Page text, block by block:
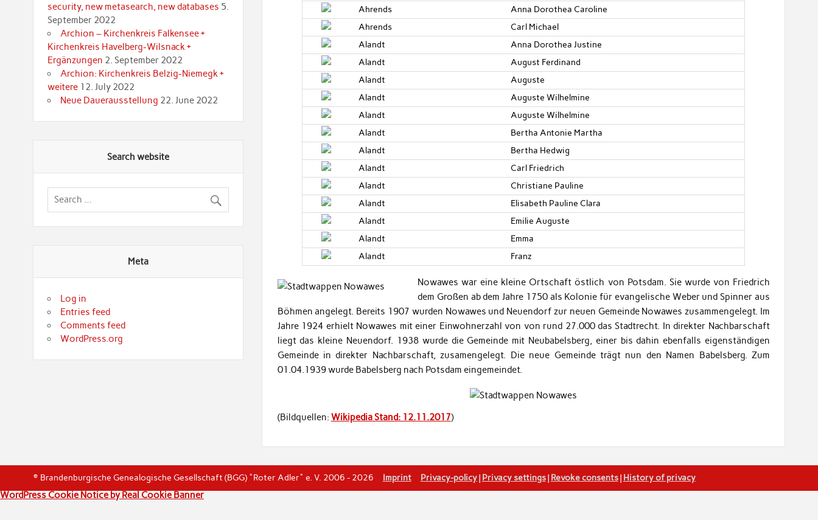
Ahrends
Anna Dorothea Caroline
Ahrends
Carl Michael
Alandt
Anna Dorothea Justine
Alandt
August Ferdinand
Alandt
Auguste
Alandt
Auguste Wilhelmine
Alandt
Auguste Wilhelmine
Alandt
Bertha Antonie Martha
Alandt
Bertha Hedwig
Alandt
Carl Friedrich
Alandt
Christiane Pauline
Alandt
Elisabeth Pauline Clara
Alandt
Emilie Auguste
Alandt
Emma
Alandt
Franz
Nowawes war eine kleine Ortschaft östlich von Potsdam. Sie wurde von Friedrich
dem Großen ab dem Jahre 1750 als Kolonie für evangelische Weber und Spinner aus
Böhmen angelegt. Bereits 1907 wurden Nowawes und Neuendorf zur neuen Gemeinde Nowawes zusammengelegt. Im
Jahre 1924 erhielt Nowawes mit einer Einwohnerzahl von von rund 27.000 das Stadtrecht. In direkter Nachbarschaft
liegt das kleine Neuendorf. 1938 wurde die Gemeinde mit Neubabelsberg, einer bis dahin ebenfalls eigenständigen
Gemeinde in direkter Nachbarschaft, zusamengelegt. Die neue Gemeinde trägt nun den Namen Babelsberg. Zum
01.04.1939 wurde Babelsberg nach Potsdam eingemeindet.
(Bildquellen: Wikipedia Stand: 12.11.2017)
security, new metasearch, new databases 5.
September 2022
Archion – Kirchenkreis Falkensee +
Kirchenkreis Havelberg-Wilsnack +
Ergänzungen 2. September 2022
Archion: Kirchenkreis Belzig-Niemegk +
weitere 12. July 2022
Neue Dauerausstellung 22. June 2022
Search website
Meta
Log in
Entries feed
Comments feed
WordPress.org
© Brandenburgische Genealogische Gesellschaft (BGG) "Roter Adler" e. V. 2006 - 2026 Imprint Privacy-policy| Privacy settings| Revoke consents| History of privacy
WordPress Cookie Notice by Real Cookie Banner